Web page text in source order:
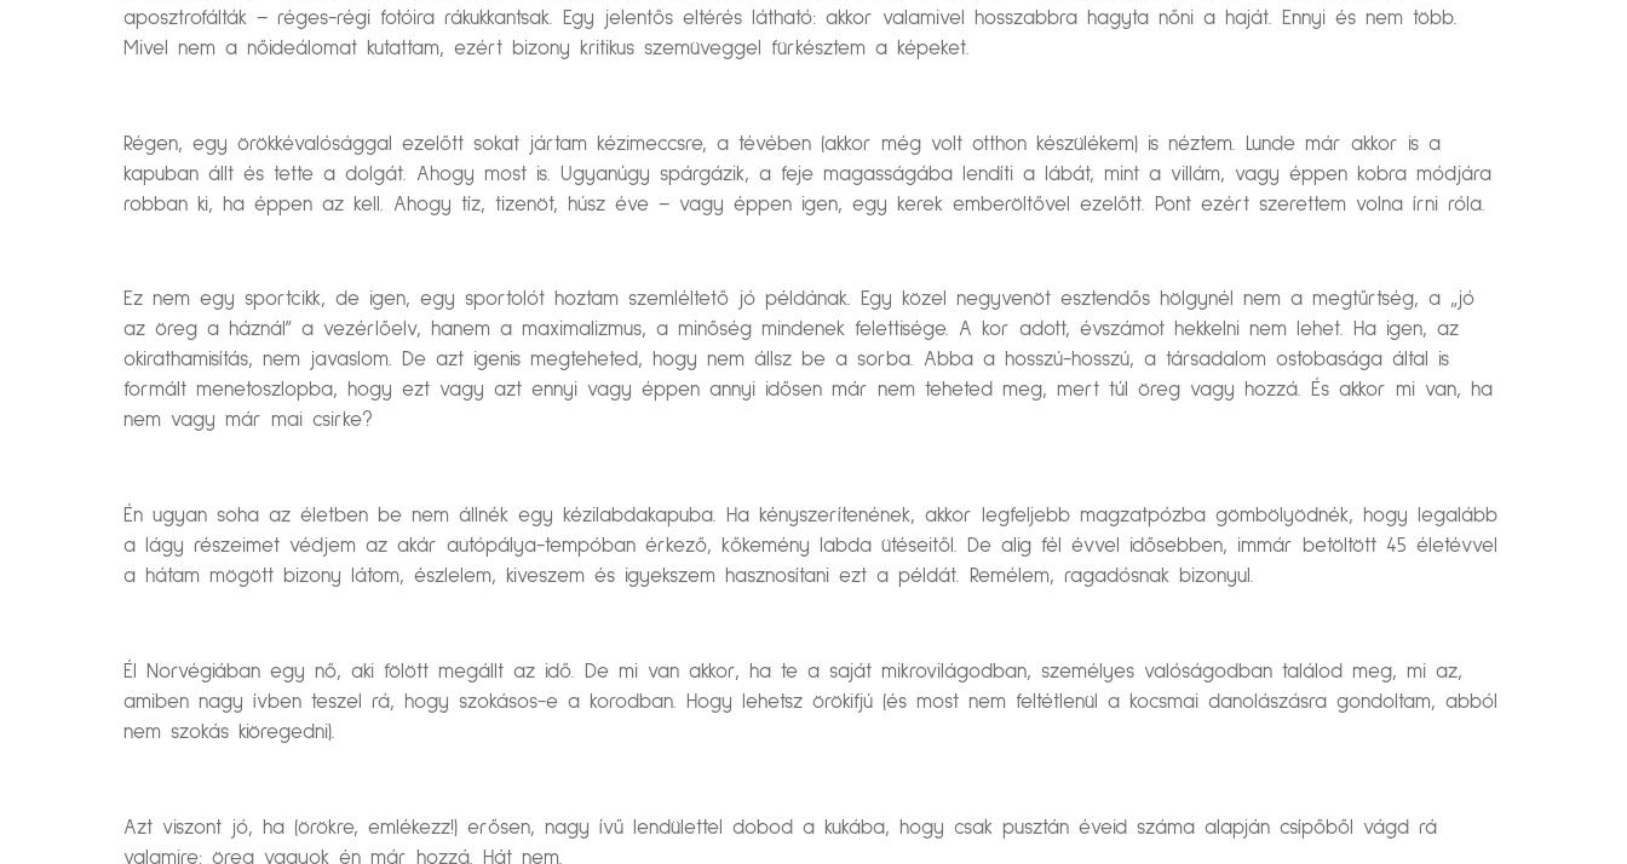
aposztrofálták – réges-régi fotóira rákukkantsak. Egy jelentős eltérés látható: akkor valamivel hosszabbra hagyta nőni a haját. Ennyi és nem több.
Mivel nem a nőideálomat kutattam, ezért bizony kritikus szemüveggel fürkésztem a képeket.
Régen, egy örökkévalósággal ezelőtt sokat jártam kézimeccsre, a tévében (akkor még volt otthon készülékem) is néztem. Lunde már akkor is a
kapuban állt és tette a dolgát. Ahogy most is. Ugyanúgy spárgázik, a feje magasságába lendíti a lábát, mint a villám, vagy éppen kobra módjára
robban ki, ha éppen az kell. Ahogy tíz, tizenöt, húsz éve – vagy éppen igen, egy kerek emberöltővel ezelőtt. Pont ezért szerettem volna írni róla.
Ez nem egy sportcikk, de igen, egy sportolót hoztam szemléltető jó példának. Egy közel negyvenöt esztendős hölgynél nem a megtűrtség, a „jó
az öreg a háznál” a vezérlőelv, hanem a maximalizmus, a minőség mindenek felettisége. A kor adott, évszámot hekkelni nem lehet. Ha igen, az
okirathamisítás, nem javaslom. De azt igenis megteheted, hogy nem állsz be a sorba. Abba a hosszú-hosszú, a társadalom ostobasága által is
formált menetoszlopba, hogy ezt vagy azt ennyi vagy éppen annyi idősen már nem teheted meg, mert túl öreg vagy hozzá. És akkor mi van, ha
nem vagy már mai csirke?
Én ugyan soha az életben be nem állnék egy kézilabdakapuba. Ha kényszerítenének, akkor legfeljebb magzatpózba gömbölyödnék, hogy legalább
a lágy részeimet védjem az akár autópálya-tempóban érkező, kőkemény labda ütéseitől. De alig fél évvel idősebben, immár betöltött 45 életévvel
a hátam mögött bizony látom, észlelem, kiveszem és igyekszem hasznosítani ezt a példát. Remélem, ragadósnak bizonyul.
Él Norvégiában egy nő, aki fölött megállt az idő. De mi van akkor, ha te a saját mikrovilágodban, személyes valóságodban találod meg, mi az,
amiben nagy ívben teszel rá, hogy szokásos-e a korodban. Hogy lehetsz örökifjú (és most nem feltétlenül a kocsmai danolászásra gondoltam, abból
nem szokás kiöregedni).
Azt viszont jó, ha (örökre, emlékezz!) erősen, nagy ívű lendülettel dobod a kukába, hogy csak pusztán éveid száma alapján csípőből vágd rá
valamire: öreg vagyok én már hozzá. Hát nem.